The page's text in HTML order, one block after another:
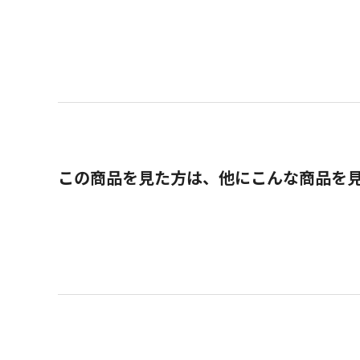
この商品を見た方は、他にこんな商品を